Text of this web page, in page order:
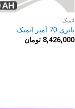
اتمیک
باتری 70 آمپر اتمیک
8,426,000 تومان